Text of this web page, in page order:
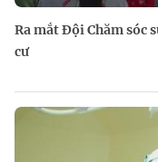
Ra mắt Đội Chăm sóc
cư